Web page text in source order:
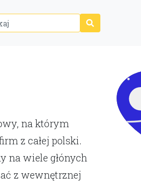
na którym
z całej polski.
wiele głónych
z wewnętrznej